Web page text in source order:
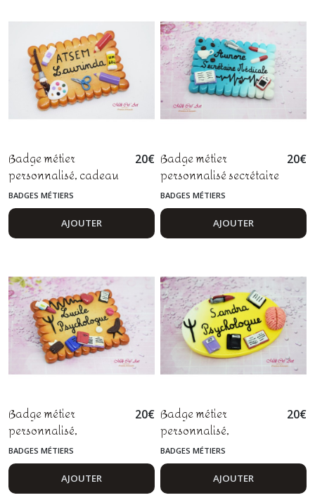
Badge métier
personnalisé, cadeau
maîtresse, maître, avs,
atsem, animatrice,
animateur en fimo
20€
BADGES MÉTIERS
AJOUTER
Badge métier
personnalisé secrétaire
médicale, assistante en
fimo
20€
BADGES MÉTIERS
AJOUTER
Badge métier
personnalisé,
psychologue,
psychiatre,
psychothérapeute,
20€
BADGES MÉTIERS
AJOUTER
Badge métier
personnalisé,
psychologue,
psychiatre,
psychothérapeute fimo
20€
BADGES MÉTIERS
AJOUTER